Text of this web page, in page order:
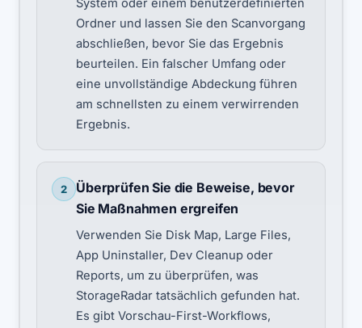
System oder einem benutzerdefinierten
Ordner und lassen Sie den Scanvorgang
abschließen, bevor Sie das Ergebnis
beurteilen. Ein falscher Umfang oder
eine unvollständige Abdeckung führen
am schnellsten zu einem verwirrenden
Ergebnis.
2
Überprüfen Sie die Beweise, bevor
Sie Maßnahmen ergreifen
Verwenden Sie Disk Map, Large Files,
App Uninstaller, Dev Cleanup oder
Reports, um zu überprüfen, was
StorageRadar tatsächlich gefunden hat.
Es gibt Vorschau-First-Workflows,